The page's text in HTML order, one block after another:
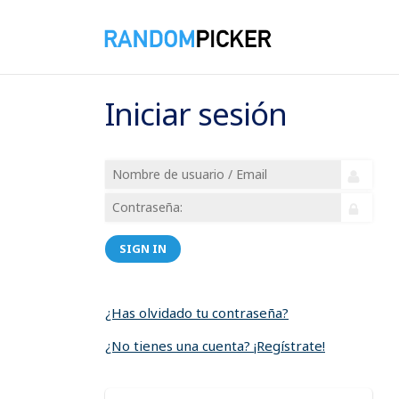
Iniciar sesión
SIGN IN
¿Has olvidado tu contraseña?
¿No tienes una cuenta? ¡Regístrate!